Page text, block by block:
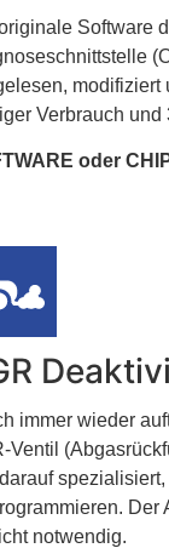
Software
Verbrauch und
oder
immer wieder
Ventil
Der
notwendig.